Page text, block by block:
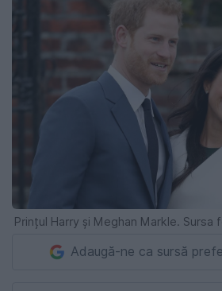
Prințul Harry și Meghan Markle. Sursa
Adaugă-ne ca sursă